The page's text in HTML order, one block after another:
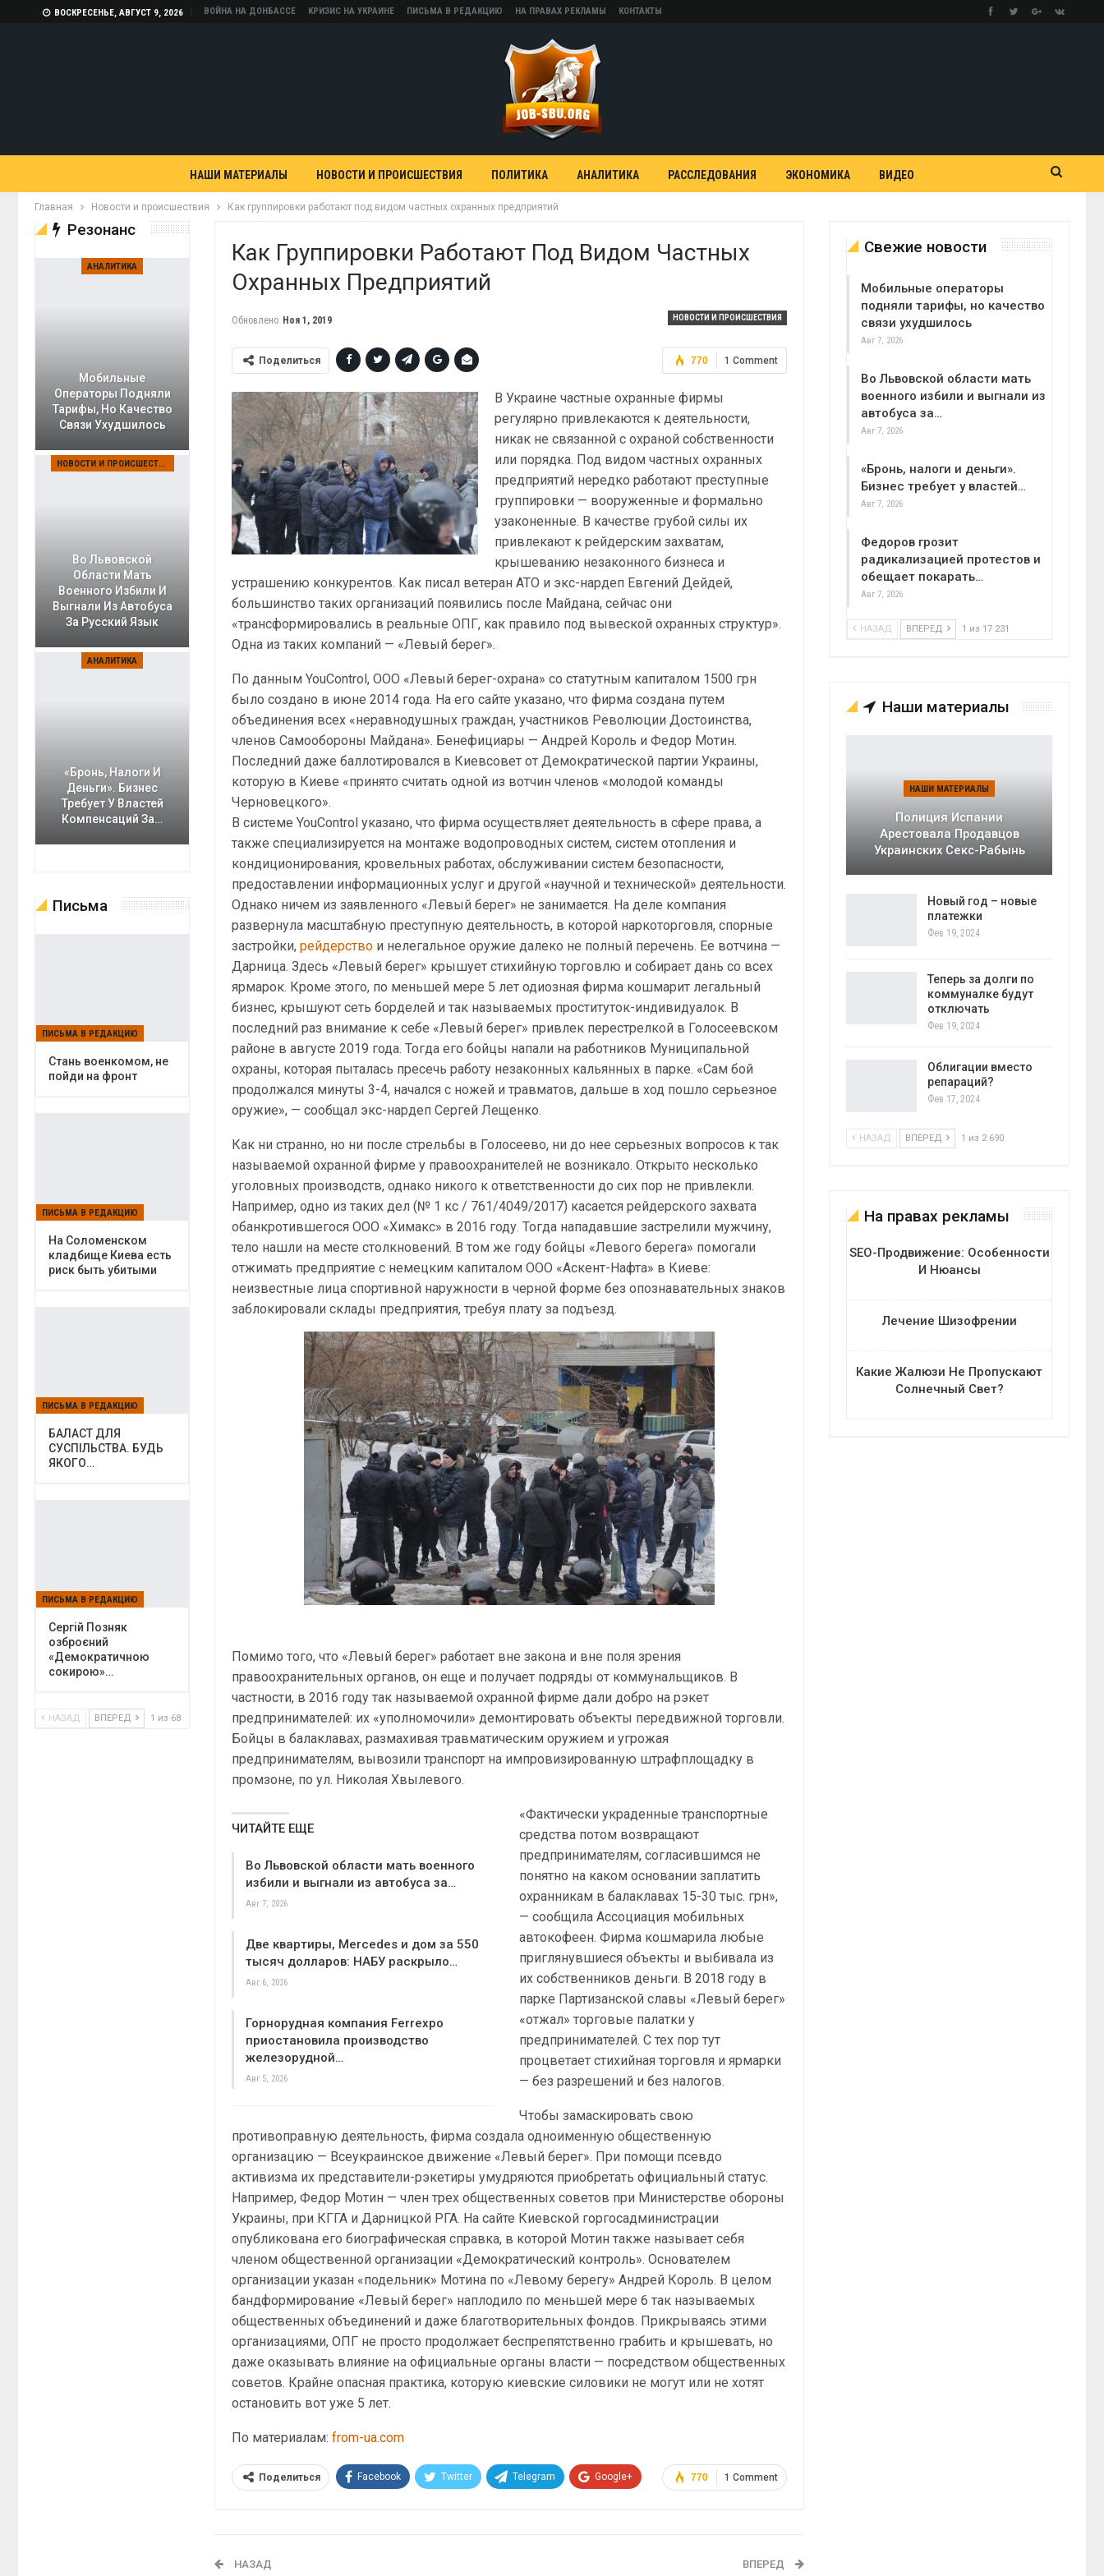
ВОСКРЕСЕНЬЕ, АВГУСТ 9, 2026 ВОЙНА НА ДОНБАССЕ КРИЗИС НА УКРАИНЕ ПИСЬМА В РЕДАКЦИЮ НА ПРАВАХ РЕКЛАМЫ КОНТАКТЫ
НАШИ МАТЕРИАЛЫ НОВОСТИ И ПРОИСШЕСТВИЯ ПОЛИТИКА АНАЛИТИКА РАССЛЕДОВАНИЯ ЭКОНОМИКА ВИДЕО
Главная Новости и происшествия Как группировки работают под видом частных охранных предприятий
Как Группировки Работают Под Видом Частных
Охранных Предприятий
НОВОСТИ И ПРОИСШЕСТВИЯ
Обновлено Ноя 1, 2019
1 Comment
770
Поделиться
В Украине частные охранные фирмы
регулярно привлекаются к деятельности,
никак не связанной с охраной собственности
или порядка. Под видом частных охранных
предприятий нередко работают преступные
группировки — вооруженные и формально
узаконенные. В качестве грубой силы их
привлекают к рейдерским захватам,
крышеванию незаконного бизнеса и
устрашению конкурентов. Как писал ветеран АТО и экс-нардеп Евгений Дейдей,
большинство таких организаций появились после Майдана, сейчас они
«трансформировались в реальные ОПГ, как правило под вывеской охранных структур».
Одна из таких компаний — «Левый берег».
По данным YouControl, ООО «Левый берег-охрана» со статутным капиталом 1500 грн
было создано в июне 2014 года. На его сайте указано, что фирма создана путем
объединения всех «неравнодушных граждан, участников Революции Достоинства,
членов Самообороны Майдана». Бенефициары — Андрей Король и Федор Мотин.
Последний даже баллотировался в Киевсовет от Демократической партии Украины,
которую в Киеве «принято считать одной из вотчин членов «молодой команды
Черновецкого».
В системе YouControl указано, что фирма осуществляет деятельность в сфере права, а
также специализируется на монтаже водопроводных систем, систем отопления и
кондиционирования, кровельных работах, обслуживании систем безопасности,
предоставлении информационных услуг и другой «научной и технической» деятельности.
Однако ничем из заявленного «Левый берег» не занимается. На деле компания
развернула масштабную преступную деятельность, в которой наркоторговля, спорные
застройки,рейдерство и нелегальное оружие далеко не полный перечень. Ее вотчина —
Дарница. Здесь «Левый берег» крышует стихийную торговлю и собирает дань со всех
ярмарок. Кроме этого, по меньшей мере 5 лет одиозная фирма кошмарит легальный
бизнес, крышуют сеть борделей и так называемых проституток-индивидуалок. В
последний раз внимание к себе «Левый берег» привлек перестрелкой в Голосеевском
районе в августе 2019 года. Тогда его бойцы напали на работников Муниципальной
охраны, которая пыталась пресечь работу незаконных кальянных в парке. «Сам бой
продолжался минуты 3-4, начался с ножей и травматов, дальше в ход пошло серьезное
оружие», — сообщал экс-нардеп Сергей Лещенко.
Как ни странно, но ни после стрельбы в Голосеево, ни до нее серьезных вопросов к так
называемой охранной фирме у правоохранителей не возникало. Открыто несколько
уголовных производств, однако никого к ответственности до сих пор не привлекли.
Например, одно из таких дел (№ 1 кс / 761/4049/2017) касается рейдерского захвата
обанкротившегося ООО «Химакс» в 2016 году. Тогда нападавшие застрелили мужчину,
тело нашли на месте столкновений. В том же году бойцы «Левого берега» помогали
отжимать предприятие с немецким капиталом ООО «Аскент-Нафта» в Киеве:
неизвестные лица спортивной наружности в черной форме без опознавательных знаков
заблокировали склады предприятия, требуя плату за подъезд.
Помимо того, что «Левый берег» работает вне закона и вне поля зрения
правоохранительных органов, он еще и получает подряды от коммунальщиков. В
частности, в 2016 году так называемой охранной фирме дали добро на рэкет
предпринимателей: их «уполномочили» демонтировать объекты передвижной торговли.
Бойцы в балаклавах, размахивая травматическим оружием и угрожая
предпринимателям, вывозили транспорт на импровизированную штрафплощадку в
промзоне, по ул. Николая Хвылевого.
ЧИТАЙТЕ ЕЩЕ
Во Львовской области мать военного
избили и выгнали из автобуса за…
Авг 7, 2026
Две квартиры, Mercedes и дом за 550
тысяч долларов: НАБУ раскрыло…
Авг 6, 2026
Горнорудная компания Ferrexpo
приостановила производство
железорудной…
Авг 5, 2026
«Фактически украденные транспортные
средства потом возвращают
предпринимателям, согласившимся не
понятно на каком основании заплатить
охранникам в балаклавах 15-30 тыс. грн»,
— сообщила Ассоциация мобильных
автокофеен. Фирма кошмарила любые
приглянувшиеся объекты и выбивала из
их собственников деньги. В 2018 году в
парке Партизанской славы «Левый берег»
«отжал» торговые палатки у
предпринимателей. С тех пор тут
процветает стихийная торговля и ярмарки
— без разрешений и без налогов.
Чтобы замаскировать свою
противоправную деятельность, фирма создала одноименную общественную
организацию — Всеукраинское движение «Левый берег». При помощи псевдо
активизма их представители-рэкетиры умудряются приобретать официальный статус.
Например, Федор Мотин — член трех общественных советов при Министерстве обороны
Украины, при КГГА и Дарницкой РГА. На сайте Киевской горгосадминистрации
опубликована его биографическая справка, в которой Мотин также называет себя
членом общественной организации «Демократический контроль». Основателем
организации указан «подельник» Мотина по «Левому берегу» Андрей Король. В целом
бандформирование «Левый берег» наплодило по меньшей мере 6 так называемых
общественных объединений и даже благотворительных фондов. Прикрываясь этими
организациями, ОПГ не просто продолжает беспрепятственно грабить и крышевать, но
даже оказывать влияние на официальные органы власти — посредством общественных
советов. Крайне опасная практика, которую киевские силовики не могут или не хотят
остановить вот уже 5 лет.
По материалам:from-ua.com
1 Comment
770
Поделиться Facebook Twitter Telegram Google+
НАЗАД ВПЕРЕД
Свежие новости
Мобильные операторы
подняли тарифы, но качество
связи ухудшилось
Авг 7, 2026
Во Львовской области мать
военного избили и выгнали из
автобуса за…
Авг 7, 2026
«Бронь, налоги и деньги».
Бизнес требует у властей…
Авг 7, 2026
Федоров грозит
радикализацией протестов и
обещает покарать…
Авг 7, 2026
НАЗАД ВПЕРЕД 1 из 17 231
Наши материалы
НАШИ МАТЕРИАЛЫ
Полиция Испании
Арестовала Продавцов
Украинских Секс-Рабынь
Новый год – новые
платежки
Фев 19, 2024
Теперь за долги по
коммуналке будут
отключать
Фев 19, 2024
Облигации вместо
репараций?
Фев 17, 2024
НАЗАД ВПЕРЕД 1 из 2 690
На правах рекламы
SEO-Продвижение: Особенности
И Нюансы
Лечение Шизофрении
Какие Жалюзи Не Пропускают
Солнечный Свет?
Резонанс
АНАЛИТИКА
Мобильные
Операторы Подняли
Тарифы, Но Качество
Связи Ухудшилось
НОВОСТИ И ПРОИСШЕСТВИЯ
Во Львовской
Области Мать
Военного Избили И
Выгнали Из Автобуса
За Русский Язык
АНАЛИТИКА
«Бронь, Налоги И
Деньги». Бизнес
Требует У Властей
Компенсаций За…
Письма
ПИСЬМА В РЕДАКЦИЮ
Cтань военкомом, не
пойди на фронт
ПИСЬМА В РЕДАКЦИЮ
На Соломенском
кладбище Киева есть
риск быть убитыми
ПИСЬМА В РЕДАКЦИЮ
БАЛАСТ ДЛЯ
СУСПІЛЬСТВА. БУДЬ
ЯКОГО…
ПИСЬМА В РЕДАКЦИЮ
Сергій Позняк
озброєний
«Демократичною
сокирою»…
НАЗАД ВПЕРЕД 1 из 68